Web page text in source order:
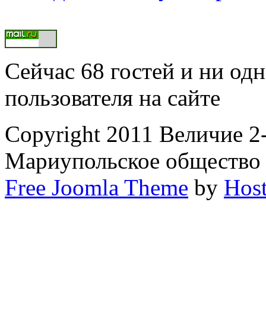
Сейчас 68 гостей и ни
пользователя на сайте
Copyright 2011 Величие
Мариупольское
Free Joomla Theme by